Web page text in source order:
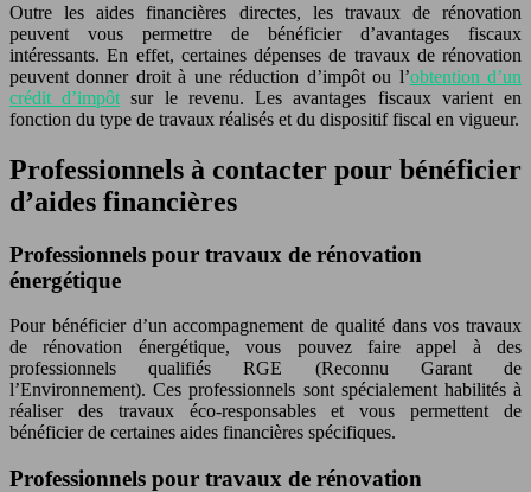
Outre les aides financières directes, les travaux de rénovation
peuvent vous permettre de bénéficier d’avantages fiscaux
intéressants. En effet, certaines dépenses de travaux de rénovation
peuvent donner droit à une réduction d’impôt ou l’obtention d’un
crédit d’impôt sur le revenu. Les avantages fiscaux varient en
fonction du type de travaux réalisés et du dispositif fiscal en vigueur.
Professionnels à contacter pour bénéficier
d’aides financières
Professionnels pour travaux de rénovation
énergétique
Pour bénéficier d’un accompagnement de qualité dans vos travaux
de rénovation énergétique, vous pouvez faire appel à des
professionnels qualifiés RGE (Reconnu Garant de
l’Environnement). Ces professionnels sont spécialement habilités à
réaliser des travaux éco-responsables et vous permettent de
bénéficier de certaines aides financières spécifiques.
Professionnels pour travaux de rénovation